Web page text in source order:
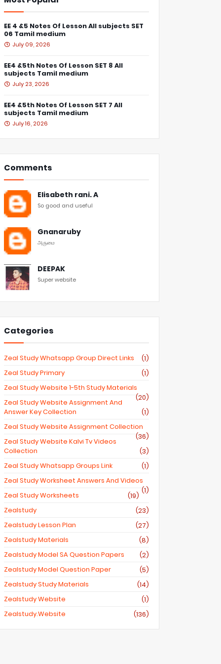
EE 4 &5 Notes Of Lesson All subjects SET
06 Tamil medium
July 09, 2026
EE4 &5th Notes Of Lesson SET 8 All
subjects Tamil medium
July 23, 2026
EE4 &5th Notes Of Lesson SET 7 All
subjects Tamil medium
July 16, 2026
Comments
Elisabeth rani. A
So good and useful
Gnanaruby
அருமை
DEEPAK
Super website
Categories
Zeal Study Whatsapp Group Direct Links
(1)
Zeal Study Primary
(1)
Zeal Study Website 1-5th Study Materials
(20)
Zeal Study Website Assignment And
Answer Key Collection
(1)
Zeal Study Website Assignment Collection
(36)
Zeal Study Website Kalvi Tv Videos
Collection
(3)
Zeal Study Whatsapp Groups Link
(1)
Zeal Study Worksheet Answers And Videos
(1)
Zeal Study Worksheets
(19)
Zealstudy
(23)
Zealstudy Lesson Plan
(27)
Zealstudy Materials
(8)
Zealstudy Model SA Question Papers
(2)
Zealstudy Model Question Paper
(5)
Zealstudy Study Materials
(14)
Zealstudy Website
(1)
Zealstudy.website
(136)